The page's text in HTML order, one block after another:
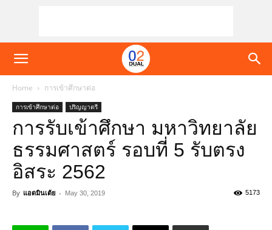
Home การเข้าศึกษาต่อ
การเข้าศึกษาต่อ ปริญญาตรี
การรับเข้าศึกษา มหาวิทยาลัย
ธรรมศาสตร์ รอบที่ 5 รับตรง
อิสระ 2562
By แอดมินเต้ย - May 30, 2019 5173